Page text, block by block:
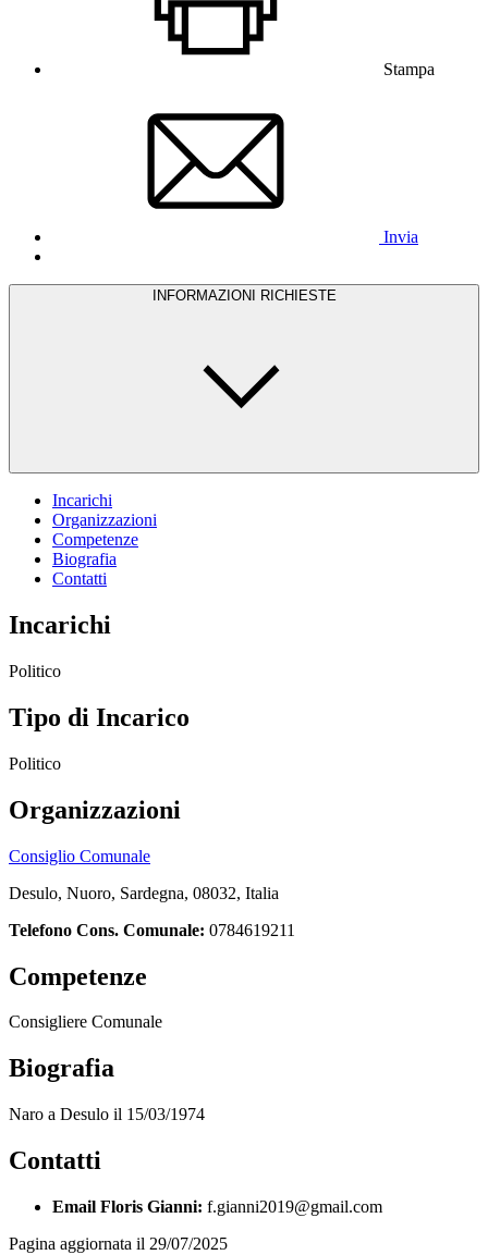
Stampa
Invia
INFORMAZIONI RICHIESTE
Incarichi
Organizzazioni
Competenze
Biografia
Contatti
Incarichi
Politico
Tipo di Incarico
Politico
Organizzazioni
Consiglio Comunale
Desulo, Nuoro, Sardegna, 08032, Italia
Telefono Cons. Comunale: 0784619211
Competenze
Consigliere Comunale
Biografia
Naro a Desulo il 15/03/1974
Contatti
Email Floris Gianni: f.gianni2019@gmail.com
Pagina aggiornata il 29/07/2025